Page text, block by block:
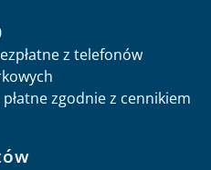
z telefonów
płatne zgodnie z cennikiem